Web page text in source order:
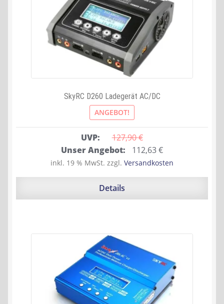
SkyRC D260 Ladegerät AC/DC
ANGEBOT!
UVP: 127,90 €
Ursprünglicher
Preis
war:
Unser Angebot: 112,63€Aktueller
Preis
ist:
inkl. 19 % MwSt. zzgl. Versandkosten
Details